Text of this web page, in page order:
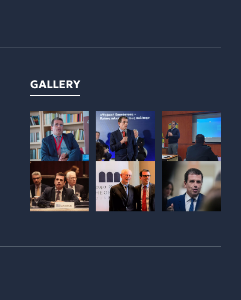
GALLERY